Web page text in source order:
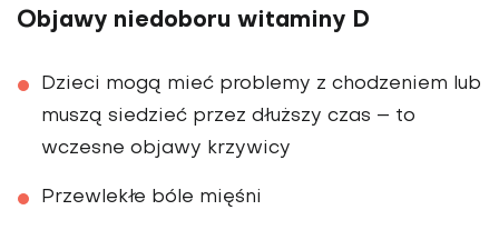
Objawy niedoboru witaminy D
Dzieci mogą mieć problemy z chodzeniem lub
muszą siedzieć przez dłuższy czas – to
wczesne objawy krzywicy
Przewlekłe bóle mięśni